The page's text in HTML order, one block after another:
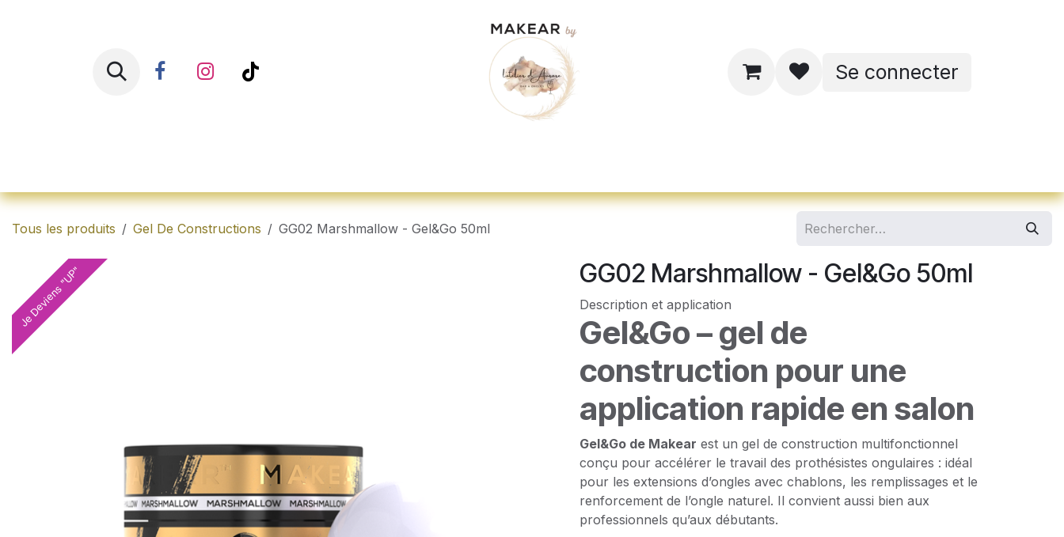
Se connecter
Tous les produits Gel De Constructions GG02 Marshmallow - Gel&Go 50ml
Je Deviens "UP" GG02 Marshmallow - Gel&Go 50ml
Description et application
Gel&Go – gel de
construction pour une
application rapide en salon
Gel&Go de Makear est un gel de construction multifonctionnel
conçu pour accélérer le travail des prothésistes ongulaires : idéal
pour les extensions d’ongles avec chablons, les remplissages et le
renforcement de l’ongle naturel. Il convient aussi bien aux
professionnels qu’aux débutants.